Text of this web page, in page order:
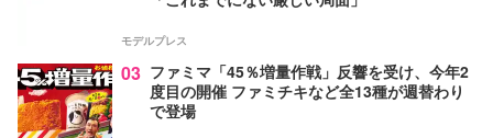
モデルプレス
03 ファミマ「45％増量作戦」反響を受け、今年2
度目の開催 ファミチキなど全13種が週替わり
で登場